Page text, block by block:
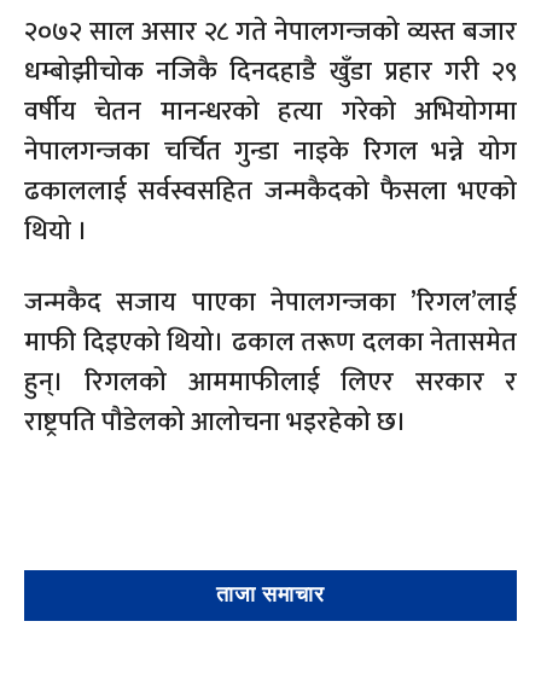
२०७२ साल असार २८ गते नेपालगन्जको व्यस्त बजार
धम्बोझीचोक नजिकै दिनदहाडै खुँडा प्रहार गरी २९
वर्षीय चेतन मानन्धरको हत्या गरेको अभियोगमा
नेपालगन्जका चर्चित गुन्डा नाइके रिगल भन्ने योग
ढकाललाई सर्वस्वसहित जन्मकैदको फैसला भएको
थियो ।
जन्मकैद सजाय पाएका नेपालगन्जका ’रिगल’लाई
माफी दिइएको थियो। ढकाल तरूण दलका नेतासमेत
हुन्। रिगलको आममाफीलाई लिएर सरकार र
राष्ट्रपति पौडेलको आलोचना भइरहेको छ।
ताजा समाचार